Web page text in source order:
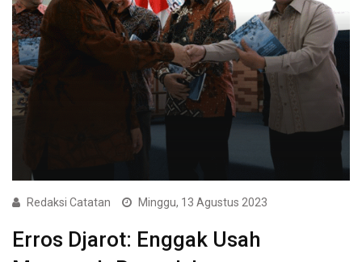
Redaksi Catatan Minggu, 13 Agustus 2023
Erros Djarot: Enggak Usah